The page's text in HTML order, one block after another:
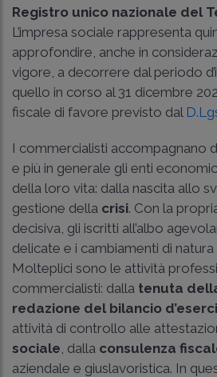
Registro unico nazionale del
L’impresa sociale rappresenta
approfondire, anche in
vigore, a decorrere dal periodo
quello in corso al 31 dicembre
fiscale di favore previsto dal
I commercialisti accompagnano
e più in generale gli enti
della loro vita: dalla nascita allo
gestione della crisi. Con la
decisiva, gli iscritti all’albo
delicate e i cambiamenti di
Molteplici sono le attività
commercialisti: dalla tenuta
redazione del bilancio
attività di controllo alle
sociale , dalla consulenza
aziendale e giuslavoristica. In